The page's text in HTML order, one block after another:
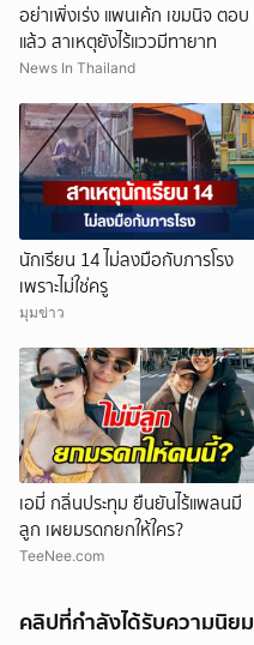
อย่าเพิ่งเร่ง แพนเค้ก เขมนิจ ตอบ
แล้ว สาเหตุยังไร้แววมีทายาท
News In Thailand
นักเรียน 14 ไม่ลงมือกับภารโรง
เพราะไม่ใช่ครู
มุมข่าว
เอมี่ กลิ่นประทุม ยืนยันไร้แพลนมี
ลูก เผยมรดกยกให้ใคร?
TeeNee.com
คลิปที่กำลังได้รับความนิยม